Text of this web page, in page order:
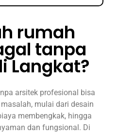
rumah
tanpa
Langkat?
arsitek profesional bisa
mulai dari desain
membengkak, hingga
dan fungsional. Di